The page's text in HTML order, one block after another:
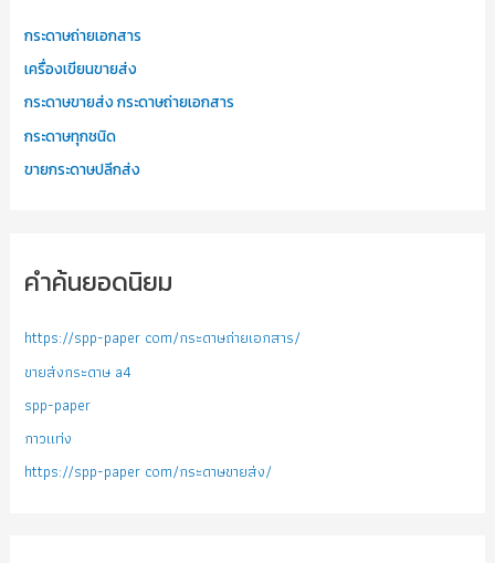
กระดาษถ่ายเอกสาร
เครื่องเขียนขายส่ง
กระดาษขายส่ง กระดาษถ่ายเอกสาร
กระดาษทุกชนิด
ขายกระดาษปลีกส่ง
คำค้นยอดนิยม
https://spp-paper com/กระดาษถ่ายเอกสาร/
ขายส่งกระดาษ a4
spp-paper
กาวแท่ง
https://spp-paper com/กระดาษขายส่ง/